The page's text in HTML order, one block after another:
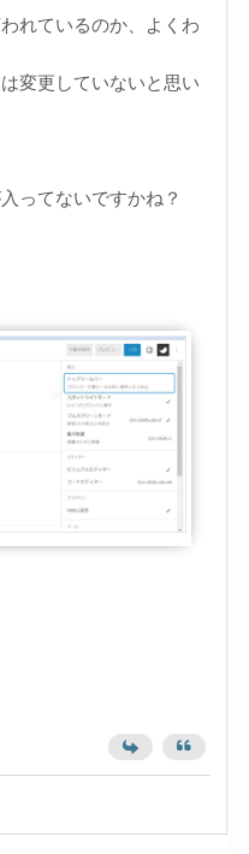
れているのか、よくわ
変更していないと思い
ってないですかね？